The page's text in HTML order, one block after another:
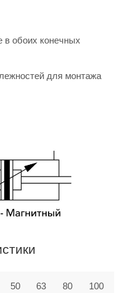
в обоих конечных
для монтажа
50
63
80
100